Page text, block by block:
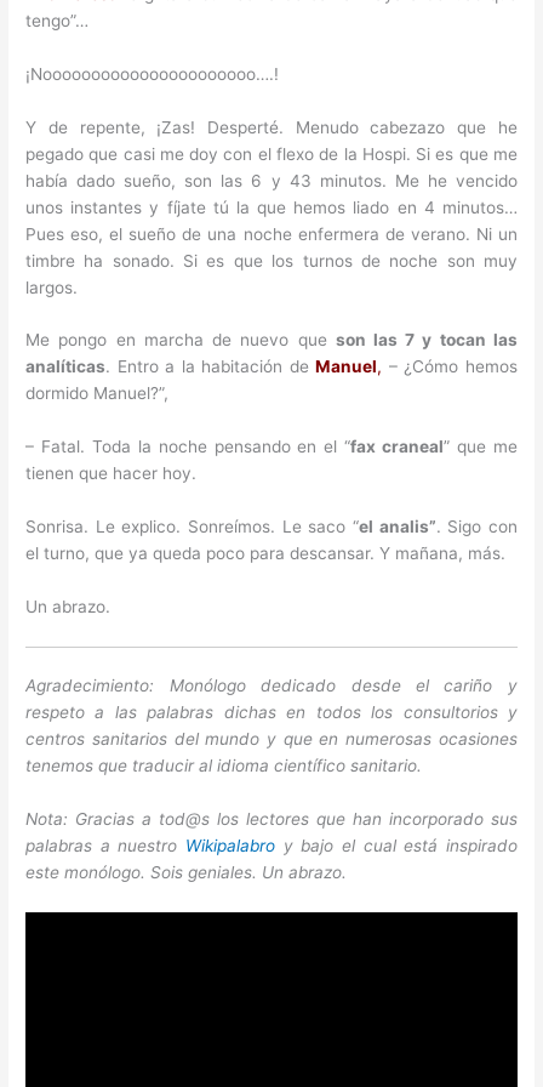
tengo”…
¡Noooooooooooooooooooooo….!
Y de repente, ¡Zas! Desperté. Menudo cabezazo que he
pegado que casi me doy con el flexo de la Hospi. Si es que me
había dado sueño, son las 6 y 43 minutos. Me he vencido
unos instantes y fíjate tú la que hemos liado en 4 minutos…
Pues eso, el sueño de una noche enfermera de verano. Ni un
timbre ha sonado. Si es que los turnos de noche son muy
largos.
Me pongo en marcha de nuevo que son las 7 y tocan las
analíticas. Entro a la habitación deManuel, – ¿Cómo hemos
dormido Manuel?”,
– Fatal. Toda la noche pensando en el “fax craneal” que me
tienen que hacer hoy.
Sonrisa. Le explico. Sonreímos. Le saco “el analis”. Sigo con
el turno, que ya queda poco para descansar. Y mañana, más.
Un abrazo.
Agradecimiento: Monólogo dedicado desde el cariño y
respeto a las palabras dichas en todos los consultorios y
centros sanitarios del mundo y que en numerosas ocasiones
tenemos que traducir al idioma científico sanitario.
Nota: Gracias a tod@s los lectores que han incorporado sus
palabras a nuestro Wikipalabro y bajo el cual está inspirado
este monólogo. Sois geniales. Un abrazo.